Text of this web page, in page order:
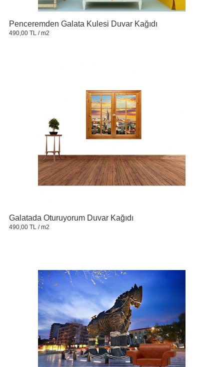
Penceremden Galata Kulesi Duvar Kağıdı
490,00 TL / m2
Galatada Oturuyorum Duvar Kağıdı
490,00 TL / m2